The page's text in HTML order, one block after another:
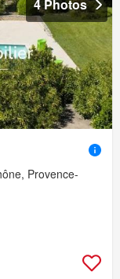
4 Photos
Provence-